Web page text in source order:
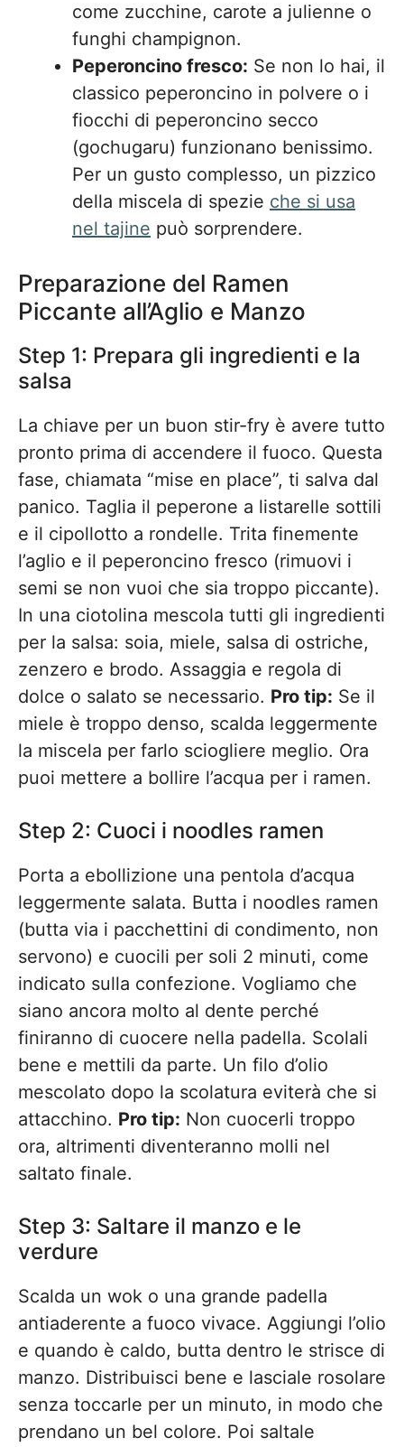
come zucchine, carote a julienne o
funghi champignon.
Peperoncino fresco: Se non lo hai, il
classico peperoncino in polvere o i
fiocchi di peperoncino secco
(gochugaru) funzionano benissimo.
Per un gusto complesso, un pizzico
della miscela di spezie che si usa
nel tajine può sorprendere.
Preparazione del Ramen
Piccante all’Aglio e Manzo
Step 1: Prepara gli ingredienti e la
salsa
La chiave per un buon stir-fry è avere tutto
pronto prima di accendere il fuoco. Questa
fase, chiamata “mise en place”, ti salva dal
panico. Taglia il peperone a listarelle sottili
e il cipollotto a rondelle. Trita finemente
l’aglio e il peperoncino fresco (rimuovi i
semi se non vuoi che sia troppo piccante).
In una ciotolina mescola tutti gli ingredienti
per la salsa: soia, miele, salsa di ostriche,
zenzero e brodo. Assaggia e regola di
dolce o salato se necessario. Pro tip: Se il
miele è troppo denso, scalda leggermente
la miscela per farlo sciogliere meglio. Ora
puoi mettere a bollire l’acqua per i ramen.
Step 2: Cuoci i noodles ramen
Porta a ebollizione una pentola d’acqua
leggermente salata. Butta i noodles ramen
(butta via i pacchettini di condimento, non
servono) e cuocili per soli 2 minuti, come
indicato sulla confezione. Vogliamo che
siano ancora molto al dente perché
finiranno di cuocere nella padella. Scolali
bene e mettili da parte. Un filo d’olio
mescolato dopo la scolatura eviterà che si
attacchino. Pro tip: Non cuocerli troppo
ora, altrimenti diventeranno molli nel
saltato finale.
Step 3: Saltare il manzo e le
verdure
Scalda un wok o una grande padella
antiaderente a fuoco vivace. Aggiungi l’olio
e quando è caldo, butta dentro le strisce di
manzo. Distribuisci bene e lasciale rosolare
senza toccarle per un minuto, in modo che
prendano un bel colore. Poi saltale